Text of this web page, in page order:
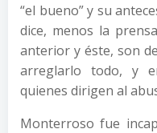
“el bueno” y su
dice, menos la
anterior y éste, son
arreglarlo todo, y
quienes dirigen al
Monterroso fue